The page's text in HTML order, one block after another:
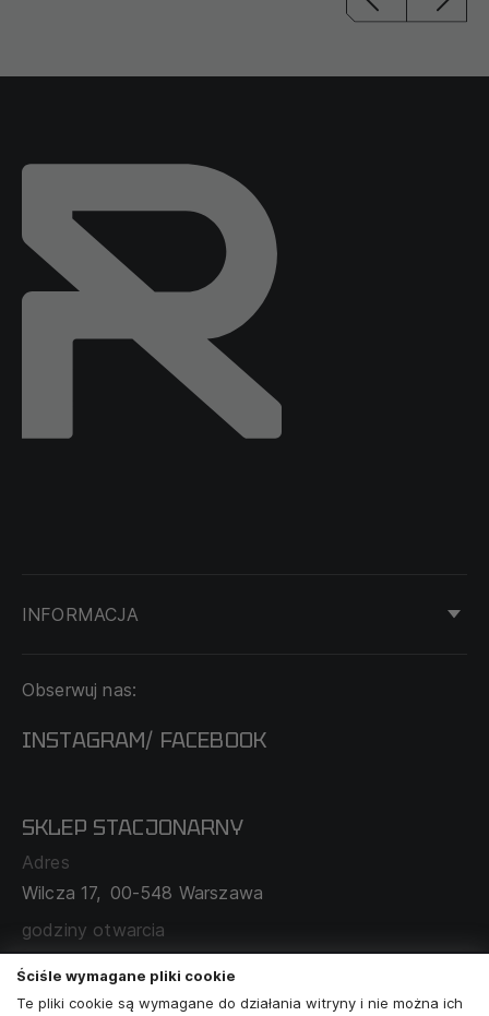
INFORMACJA
DOSTAWA I PŁATNOŚĆ
O NAS
MAPA SERWISU
ZAMÓWIENIA KORPORACYJNE
WSPÓŁPRACA Z PARTNERAMI
Obserwuj nas:
INSTAGRAM/ FACEBOOK
SKLEP STACJONARNY
Adres
Wilcza 17, 00-548 Warszawa
godziny otwarcia
poniedziałek - sobota: 11:00 - 19:00
Ściśle wymagane pliki cookie
Te pliki cookie są wymagane do działania witryny i nie można ich